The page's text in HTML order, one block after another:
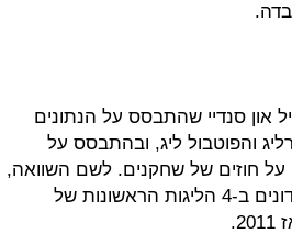
און סנדיי שהתבסס על הנתונים
והפוטבול ליג, ובהתבסס על
על חוזים של שחקנים. לשם השוואה,
בסביבות 2,500 שחקני הרכב פותח ב-92 המועדונים ב-4 הליגות הראשונות של